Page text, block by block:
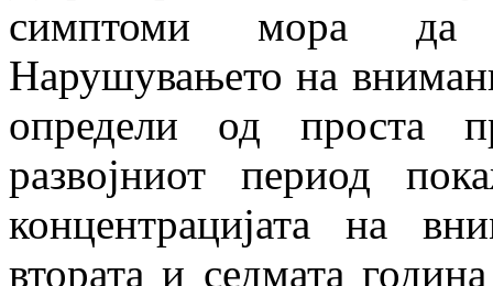
симптоми мора да
Нарушувањето на
определи од проста
развојниот период
концентрацијата на
втората и седмата